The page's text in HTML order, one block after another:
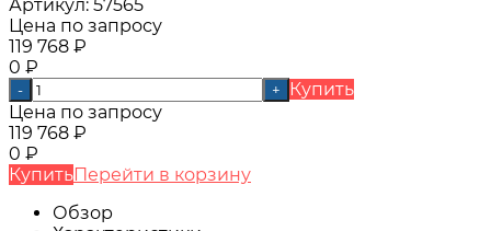
Артикул: 57565
Цена по запросу
119 768 ₽
0 ₽
- +
Купить
Цена по запросу
119 768 ₽
0 ₽
КупитьПерейти в корзину
Обзор